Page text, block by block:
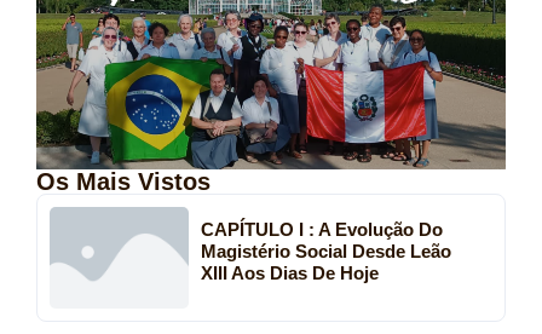
Os Mais Vistos
CAPÍTULO I : A Evolução Do
Magistério Social Desde Leão
XIII Aos Dias De Hoje